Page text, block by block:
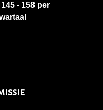
- 158 per